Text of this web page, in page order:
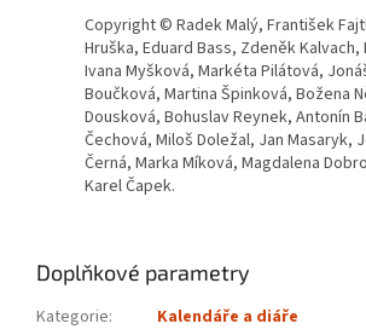
Copyright © Radek Malý, František
Hruška, Eduard Bass, Zdeněk
Ivana Myšková, Markéta Pilátová,
Boučková, Martina Špinková, Božena
Dousková, Bohuslav Reynek, Antonín
Čechová, Miloš Doležal, Jan Masaryk,
Černá, Marka Míková, Magdalena
Karel Čapek.
Doplňkové parametry
Kategorie:
Kalendáře a diáře